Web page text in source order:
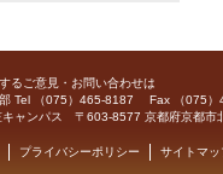
るご意見・お問い合わせは
Tel （075）465-8187 Fax （075）
キャンパス 〒603-8577 京都府京都市
プライバシーポリシー サイトマッ